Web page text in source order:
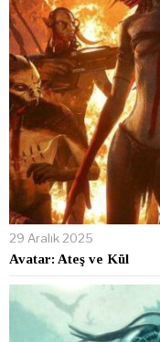
29 Aralık 2025
Avatar: Ateş ve Kül